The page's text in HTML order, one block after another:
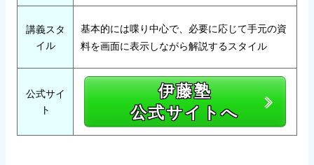
講義スタ
イル
基本的には喋り中心で、必要に応じて手元の資
料を画面に表示しながら解説するスタイル
公式サイ
ト
伊藤塾
公式サイトへ